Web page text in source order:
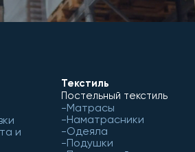
и
Текстиль
Постельный текстиль
Матрасы
Наматрасники
Одеяла
Подушки